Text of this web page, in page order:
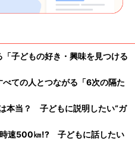
子どもの好き・興味を見つける
ての人とつながる「6次の隔た
本当？ 子どもに説明したい“ガ
速500㎞!? 子どもに話したい